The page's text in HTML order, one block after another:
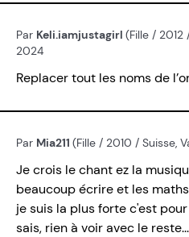
Par Keli.iamjustagirl (Fille /
2024
Replacer tout les noms de
Par Mia211 (Fille / 2010 / Suisse,
Je crois le chant ez la
beaucoup écrire et les
je suis la plus forte c'est
sais, rien à voir avec le